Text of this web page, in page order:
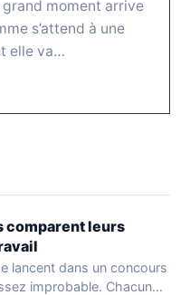
grand moment arrive
s’attend à une
elle va…
comparent leurs
lancent dans un concours
improbable. Chacun